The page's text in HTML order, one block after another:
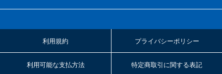
利用規約 プライバシーポリシー
利用可能な支払方法 特定商取引に関する表記